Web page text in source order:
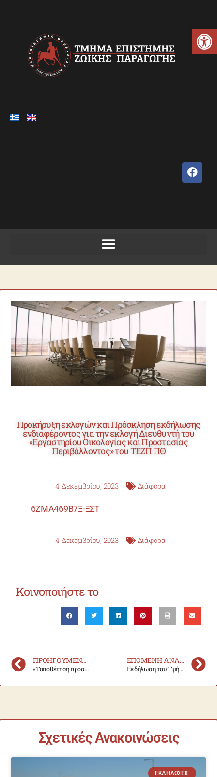
Ανοίξτε τη γραμμή εργαλείων
Προκήρυξη εκλογών και Πρόσκληση εκδήλωσης
ενδιαφέροντος για την εκλογή Διευθυντή του
«Εργαστηρίου Οικολογίας και Προστασίας
Περιβάλλοντος» του ΤEZΠ ΠΘ
4 Δεκεμβρίου, 2023 Διάφορα
6ΖΜΑ469Β7Ξ-ΞΣΤ
4 Δεκεμβρίου, 2023 Διάφορα
Κοινοποιήστε το
ΠΡΟΗΓΟΎΜΕΝΗ ΑΝΑΚΟΊΝΩΣΗ
«Τοποθέτηση προσωπικού σε πανεπιστημιακό εργαστήριο του Τμήματος Επιστήμης Ζωικής Παραγωγής της Σχολής Γεωπονικών Επιστημών».
ΕΠΌΜΕΝΗ ΑΝΑΚΟΊΝΩΣΗ
Εκδήλωση του Τμήματος Επιστήμης Ζωικής, για την παρουσίαση των ΠΜΣ
Σχετικές Ανακοινώσεις
ΕΚΔΗΛΏΣΕΙΣ